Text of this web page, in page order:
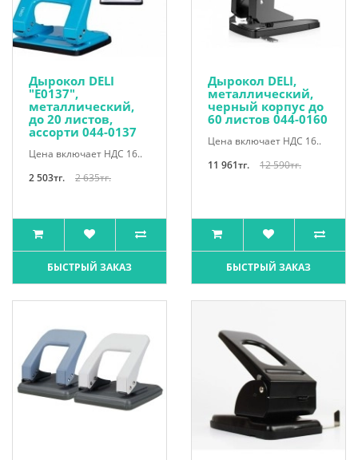
Дырокол DELI
"Е0137",
металлический,
до 20 листов,
ассорти 044-0137
Цена включает НДС 16..
2 503тг.
2 635тг.
БЫСТРЫЙ ЗАКАЗ
Дырокол DELI,
металлический,
черный корпус до
60 листов 044-0160
Цена включает НДС 16..
11 961тг.
12 590тг.
БЫСТРЫЙ ЗАКАЗ